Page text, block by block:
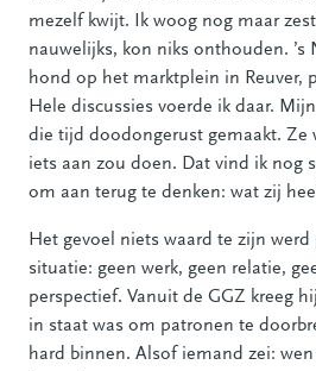
mezelf kwijt. Ik woog nog maar
nauwelijks, kon niks onthouden.
hond op het marktplein in Reuver,
Hele discussies voerde ik daar.
die tijd doodongerust gemaakt. Ze
iets aan zou doen. Dat vind ik nog
om aan terug te denken: wat zij
Het gevoel niets waard te zijn
situatie: geen werk, geen relatie,
perspectief. Vanuit de GGZ kreeg
in staat was om patronen te
hard binnen. Alsof iemand zei: